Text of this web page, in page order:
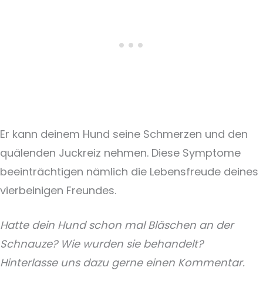
Er kann deinem Hund seine Schmerzen und den
quälenden Juckreiz nehmen. Diese Symptome
beeinträchtigen nämlich die Lebensfreude deines
vierbeinigen Freundes.
Hatte dein Hund schon mal Bläschen an der
Schnauze? Wie wurden sie behandelt?
Hinterlasse uns dazu gerne einen Kommentar.